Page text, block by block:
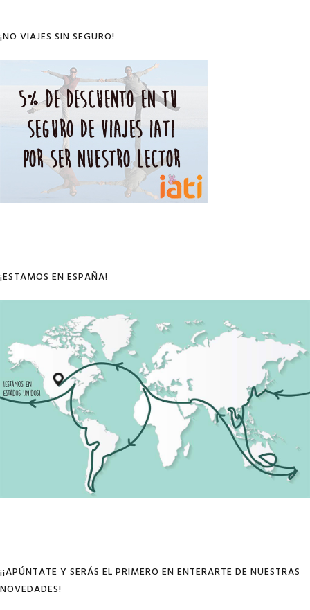
¡NO VIAJES SIN SEGURO!
¡ESTAMOS EN ESPAÑA!
¡¡APÚNTATE Y SERÁS EL PRIMERO EN ENTERARTE DE NUESTRAS
NOVEDADES!